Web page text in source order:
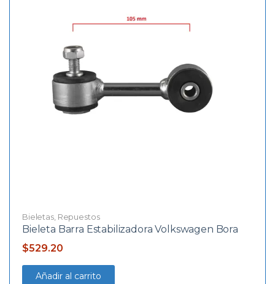
Bieletas, Repuestos
Bieleta Barra Estabilizadora Volkswagen Bora
$529.20
Añadir al carrito